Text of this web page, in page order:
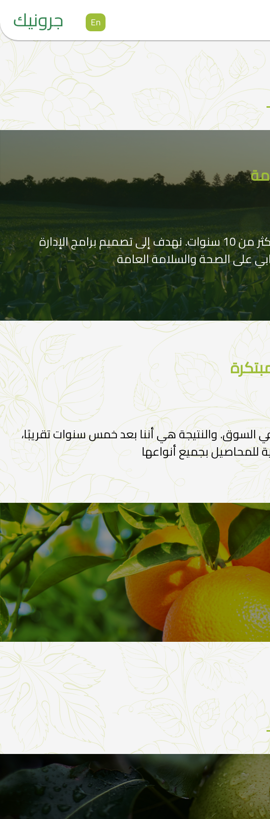
جرونيك En
في جرونيك، نقوم بتطوير مجموعة واسعة من الحلول المستدامة لعملائنا لأكثر من 10 سنوات. نهدف إلى تصميم برامج الإدارة
على الصحة والسلامة العامة
بارزة في السوق. والنتيجة هي أننا بعد خمس سنوات تقريبًا،
للمحاصيل بجميع أنواعها